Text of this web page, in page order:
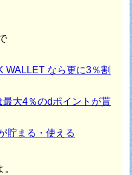
WALLET なら更に3％割
大4％のdポイントが貰
貯まる・使える